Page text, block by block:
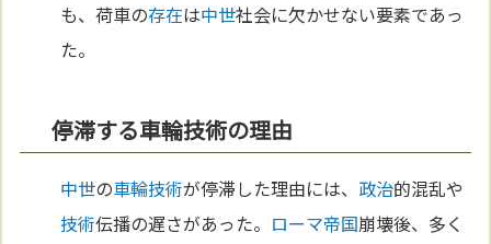
も、荷車の存在は中世社会に欠かせない要素であっ
た。
停滞する車輪技術の理由
中世の車輪技術が停滞した理由には、 政治的混乱や
技術伝播の遅さがあった。 ローマ帝国崩壊後、多く